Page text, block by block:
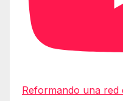
Reformando una red